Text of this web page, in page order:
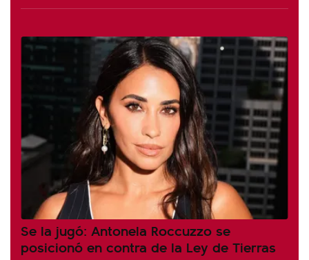
Se la jugó: Antonela Roccuzzo se
posicionó en contra de la Ley de Tierras